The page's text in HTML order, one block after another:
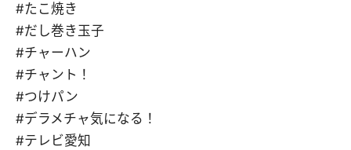
#たこ焼き
#だし巻き玉子
#チャーハン
#チャント！
#つけパン
#デラメチャ気になる！
#テレビ愛知